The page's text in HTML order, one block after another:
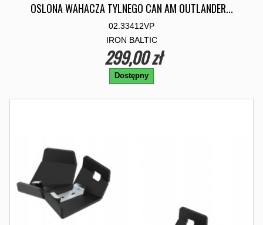
OSLONA WAHACZA TYLNEGO CAN AM OUTLANDER...
02.33412VP
IRON BALTIC
299,00 zł
Dostępny